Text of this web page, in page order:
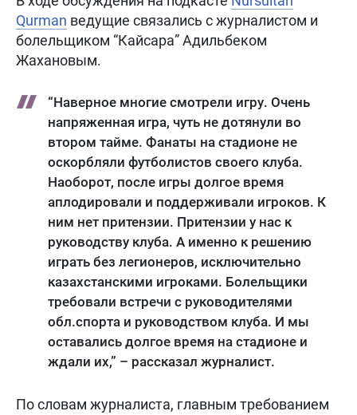
Qurman ведущие связались с журналистом и
болельщиком “Кайсара” Адильбеком
Жахановым.
“Наверное многие смотрели игру. Очень
напряженная игра, чуть не дотянули во
втором тайме. Фанаты на стадионе не
оскорбляли футболистов своего клуба.
Наоборот, после игры долгое время
аплодировали и поддерживали игроков. К
ним нет притензии. Притензии у нас к
руководству клуба. А именно к решению
играть без легионеров, исключительно
казахстанскими игроками. Болельщики
требовали встречи с руководителями
обл.спорта и руководством клуба. И мы
оставались долгое время на стадионе и
ждали их,” – рассказал журналист.
По словам журналиста, главным требованием